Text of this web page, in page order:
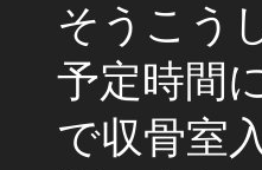
そうこう
予定時間
で収骨室